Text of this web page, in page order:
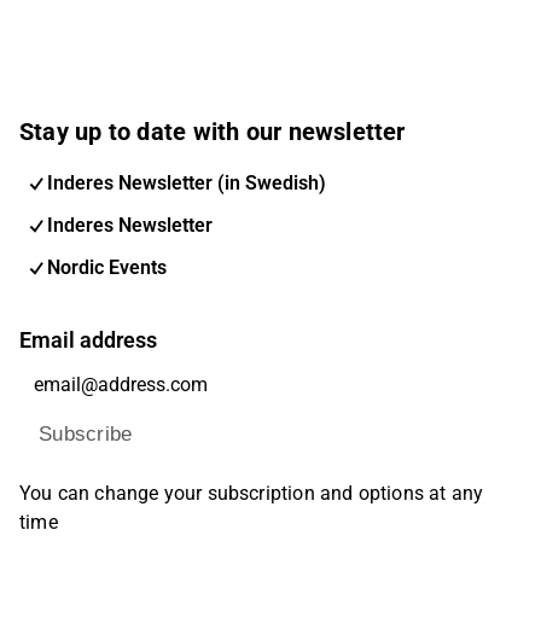
Stay up to date with our newsletter
Inderes Newsletter (in Swedish)
Inderes Newsletter
Nordic Events
Email address
Subscribe
You can change your subscription and options at any
time